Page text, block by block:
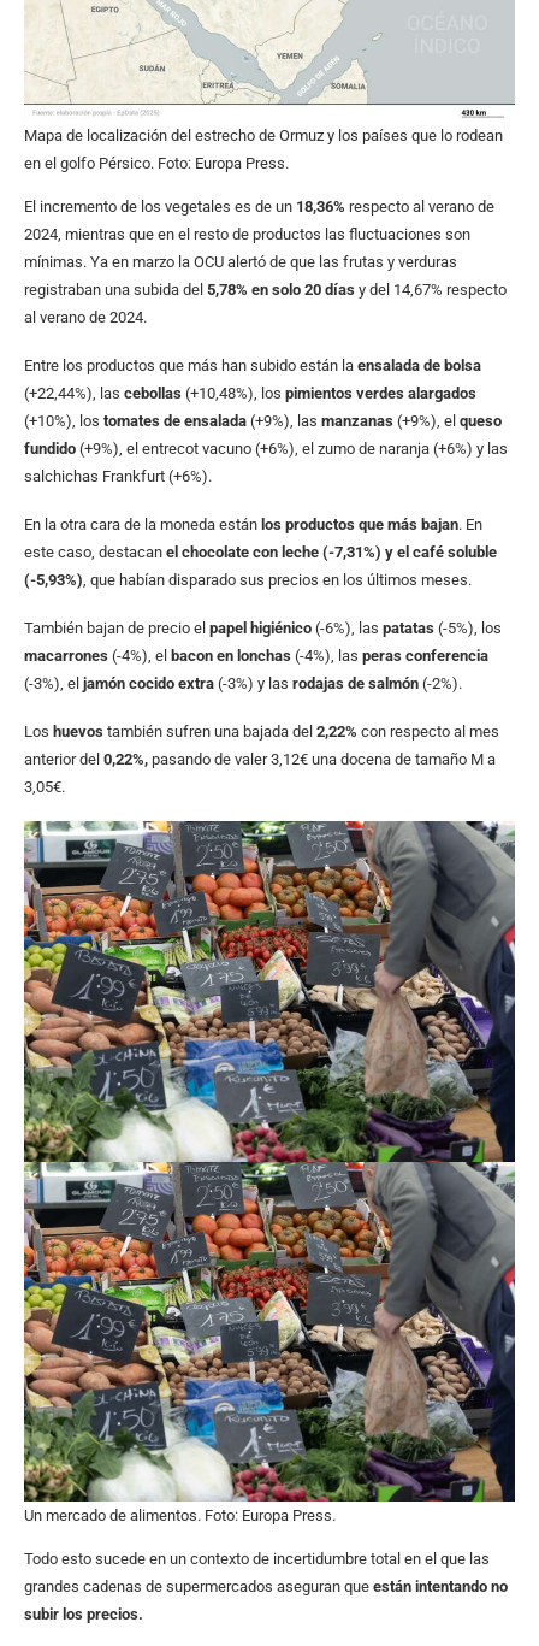
Mapa de localización del estrecho de Ormuz y los países que lo rodean
en el golfo Pérsico. Foto: Europa Press.
El incremento de los vegetales es de un 18,36% respecto al verano de
2024, mientras que en el resto de productos las fluctuaciones son
mínimas. Ya en marzo la OCU alertó de que las frutas y verduras
registraban una subida del 5,78% en solo 20 días y del 14,67% respecto
al verano de 2024.
Entre los productos que más han subido están la ensalada de bolsa
(+22,44%), las cebollas (+10,48%), los pimientos verdes alargados
(+10%), los tomates de ensalada (+9%), las manzanas (+9%), el queso
fundido (+9%), el entrecot vacuno (+6%), el zumo de naranja (+6%) y las
salchichas Frankfurt (+6%).
En la otra cara de la moneda están los productos que más bajan. En
este caso, destacan el chocolate con leche (-7,31%) y el café soluble
(-5,93%), que habían disparado sus precios en los últimos meses.
También bajan de precio el papel higiénico (-6%), las patatas (-5%), los
macarrones (-4%), el bacon en lonchas (-4%), las peras conferencia
(-3%), el jamón cocido extra (-3%) y las rodajas de salmón (-2%).
Los huevos también sufren una bajada del 2,22% con respecto al mes
anterior del 0,22%, pasando de valer 3,12€ una docena de tamaño M a
3,05€.
Un mercado de alimentos. Foto: Europa Press.
Todo esto sucede en un contexto de incertidumbre total en el que las
grandes cadenas de supermercados aseguran que están intentando no
subir los precios.